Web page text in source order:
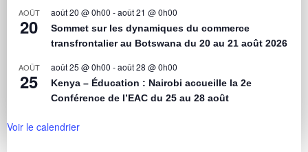
AOÛT
20
août 20 @ 0h00 -août 21 @ 0h00
Sommet sur les dynamiques du commerce
transfrontalier au Botswana du 20 au 21 août 2026
AOÛT
25
août 25 @ 0h00 -août 28 @ 0h00
Kenya – Éducation : Nairobi accueille la 2e
Conférence de l’EAC du 25 au 28 août
Voir le calendrier